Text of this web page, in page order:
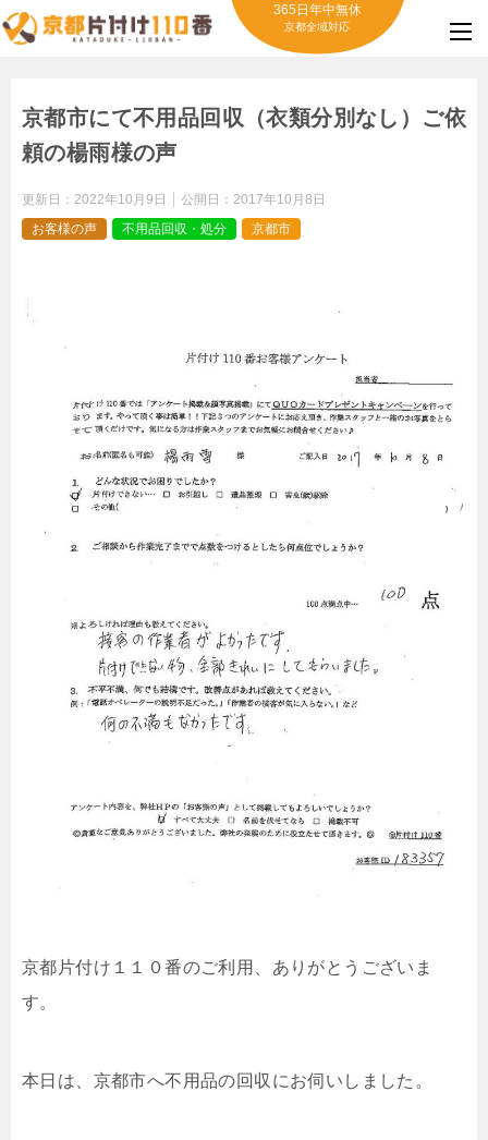
365日年中無休
京都全域対応
京都市にて不用品回収（衣類分別なし）ご依
頼の楊雨様の声
更新日： 2022年10月9日 公開日： 2017年10月8日
お客様の声
不用品回収・処分 京都市
京都片付け１１０番のご利用、ありがとうございま
す。
本日は、京都市へ不用品の回収にお伺いしました。